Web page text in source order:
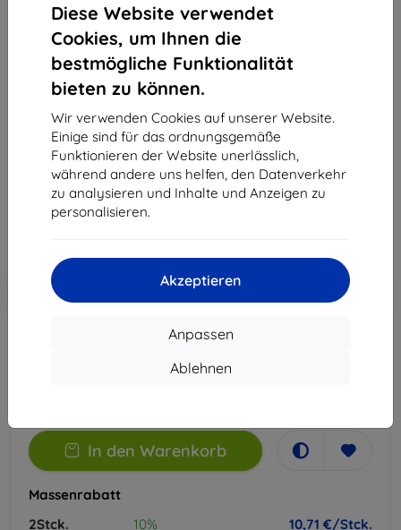
Diese Website verwendet
Cookies, um Ihnen die
bestmögliche Funktionalität
bieten zu können.
Wir verwenden Cookies auf unserer Website.
Einige sind für das ordnungsgemäße
Funktionieren der Website unerlässlich,
während andere uns helfen, den Datenverkehr
zu analysieren und Inhalte und Anzeigen zu
personalisieren.
Akzeptieren
Anpassen
Ablehnen
3mk ARC+ Schutzfolie für Xiaomi POCO F3 5G
Geeignet für: Xiaomi Poco F3
11,90 €
10,71 €
-10%
Rabatt mit Gutschein
EXTRA10
Warenkorb
In den Warenkorb
Massenrabatt
2Stck.
10% 10,71 €/Stck.